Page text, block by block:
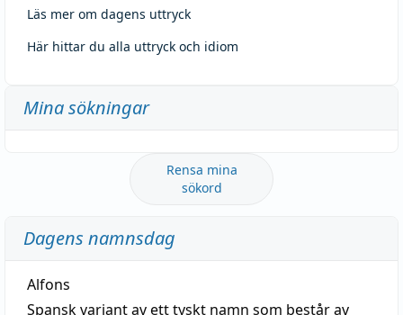
Läs mer om dagens uttryck
Här hittar du alla uttryck och idiom
Mina sökningar
Rensa mina
sökord
Dagens namnsdag
Alfons
Spansk variant av ett tyskt namn som består av